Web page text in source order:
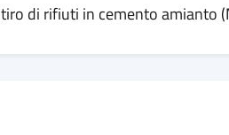
di rifiuti in cemento amianto